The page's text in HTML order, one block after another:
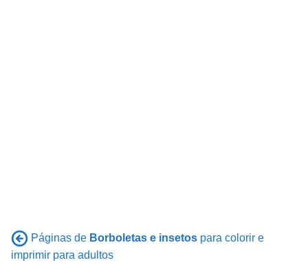
Páginas de Borboletas e insetos para colorir e
imprimir para adultos